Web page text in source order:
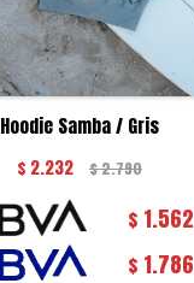
Hoodie Samba / Gris
$ 2.232 $2.790
$ 1.562
$ 1.786